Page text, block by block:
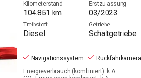
Kilometerstand
104.851 km
Erstzulassung
03/2023
Treibstoff
Diesel
Getriebe
Schaltgetriebe
Navigationssystem
Rückfahrkamera
Energieverbrauch (kombiniert): k.A.